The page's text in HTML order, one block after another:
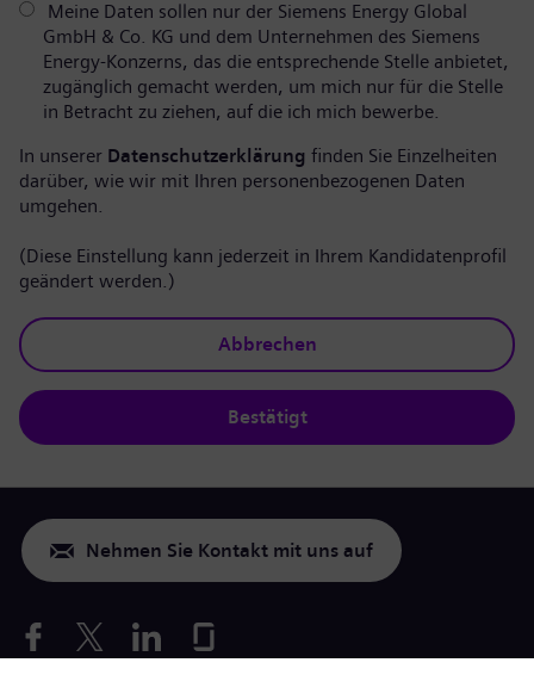
Meine Daten sollen nur der Siemens Energy Global
GmbH & Co. KG und dem Unternehmen des Siemens
Energy-Konzerns, das die entsprechende Stelle anbietet,
zugänglich gemacht werden, um mich nur für die Stelle
in Betracht zu ziehen, auf die ich mich bewerbe.
In unserer Datenschutzerklärung finden Sie Einzelheiten
darüber, wie wir mit Ihren personenbezogenen Daten
umgehen.
(Diese Einstellung kann jederzeit in Ihrem Kandidatenprofil
geändert werden.)
Abbrechen
Bestätigt
Nehmen Sie Kontakt mit uns auf